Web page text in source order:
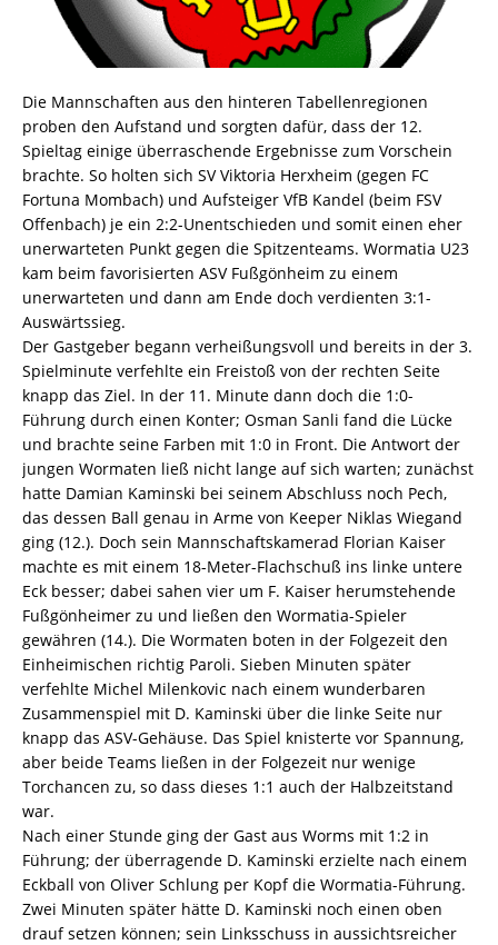
Die Mannschaften aus den hinteren Tabellenregionen
proben den Aufstand und sorgten dafür, dass der 12.
Spieltag einige überraschende Ergebnisse zum Vorschein
brachte. So holten sich SV Viktoria Herxheim (gegen FC
Fortuna Mombach) und Aufsteiger VfB Kandel (beim FSV
Offenbach) je ein 2:2-Unentschieden und somit einen eher
unerwarteten Punkt gegen die Spitzenteams. Wormatia U23
kam beim favorisierten ASV Fußgönheim zu einem
unerwarteten und dann am Ende doch verdienten 3:1-
Auswärtssieg.
Der Gastgeber begann verheißungsvoll und bereits in der 3.
Spielminute verfehlte ein Freistoß von der rechten Seite
knapp das Ziel. In der 11. Minute dann doch die 1:0-
Führung durch einen Konter; Osman Sanli fand die Lücke
und brachte seine Farben mit 1:0 in Front. Die Antwort der
jungen Wormaten ließ nicht lange auf sich warten; zunächst
hatte Damian Kaminski bei seinem Abschluss noch Pech,
das dessen Ball genau in Arme von Keeper Niklas Wiegand
ging (12.). Doch sein Mannschaftskamerad Florian Kaiser
machte es mit einem 18-Meter-Flachschuß ins linke untere
Eck besser; dabei sahen vier um F. Kaiser herumstehende
Fußgönheimer zu und ließen den Wormatia-Spieler
gewähren (14.). Die Wormaten boten in der Folgezeit den
Einheimischen richtig Paroli. Sieben Minuten später
verfehlte Michel Milenkovic nach einem wunderbaren
Zusammenspiel mit D. Kaminski über die linke Seite nur
knapp das ASV-Gehäuse. Das Spiel knisterte vor Spannung,
aber beide Teams ließen in der Folgezeit nur wenige
Torchancen zu, so dass dieses 1:1 auch der Halbzeitstand
war.
Nach einer Stunde ging der Gast aus Worms mit 1:2 in
Führung; der überragende D. Kaminski erzielte nach einem
Eckball von Oliver Schlung per Kopf die Wormatia-Führung.
Zwei Minuten später hätte D. Kaminski noch einen oben
drauf setzen können; sein Linksschuss in aussichtsreicher